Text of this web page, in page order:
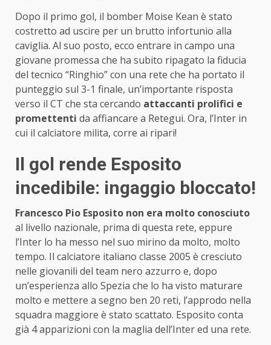
Dopo il primo gol, il bomber Moise Kean è stato
costretto ad uscire per un brutto infortunio alla
caviglia. Al suo posto, ecco entrare in campo una
giovane promessa che ha subito ripagato la fiducia
del tecnico “Ringhio” con una rete che ha portato il
punteggio sul 3-1 finale, un’importante risposta
verso il CT che sta cercando attaccanti prolifici e
promettenti da affiancare a Retegui. Ora, l’Inter in
cui il calciatore milita, corre ai ripari!
Il gol rende Esposito
incedibile: ingaggio bloccato!
Francesco Pio Esposito non era molto conosciuto
al livello nazionale, prima di questa rete, eppure
l’Inter lo ha messo nel suo mirino da molto, molto
tempo. Il calciatore italiano classe 2005 è cresciuto
nelle giovanili del team nero azzurro e, dopo
un’esperienza allo Spezia che lo ha visto maturare
molto e mettere a segno ben 20 reti, l’approdo nella
squadra maggiore è stato scattato. Esposito conta
già 4 apparizioni con la maglia dell’Inter ed una rete.